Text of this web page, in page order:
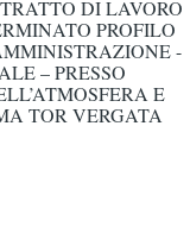
DI LAVORO
PROFILO
-
– PRESSO
E
TOR VERGATA